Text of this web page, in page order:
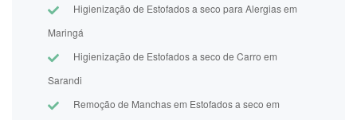
Higienização de Estofados a seco para Alergias em
Maringá
Higienização de Estofados a seco de Carro em
Sarandi
Remoção de Manchas em Estofados a seco em